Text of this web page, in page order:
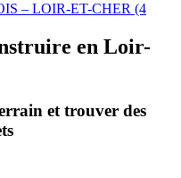
– LOIR-ET-CHER (4
en Loir-
et trouver des